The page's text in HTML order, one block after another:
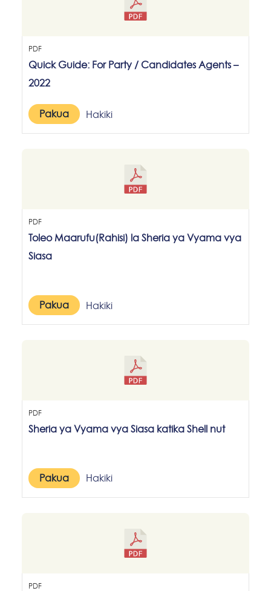
PDF
Quick Guide: For Party / Candidates Agents –
2022
Pakua Hakiki
PDF
Toleo Maarufu(Rahisi) la Sheria ya Vyama vya
Siasa
Pakua Hakiki
PDF
Sheria ya Vyama vya Siasa katika Shell nut
Pakua Hakiki
PDF